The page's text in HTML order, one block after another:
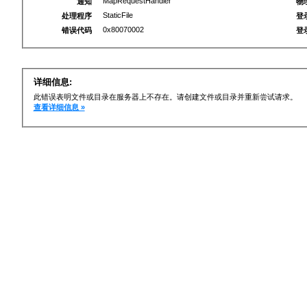
处理程序
StaticFile
错误代码
0x80070002
登
登
详细信息:
此错误表明文件或目录在服务器上不存在。请创建文件或目录并重新尝试请求。
查看详细信息 »